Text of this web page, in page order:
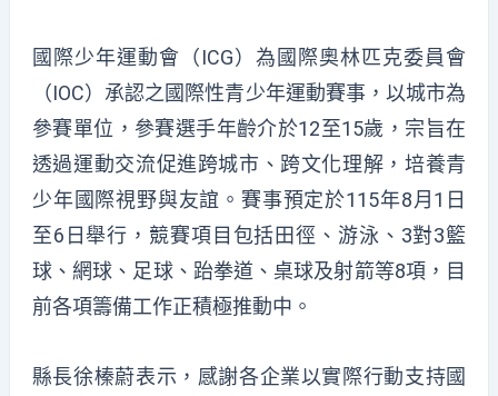
國際少年運動會（ICG）為國際奧林匹克委員會
（IOC）承認之國際性青少年運動賽事，以城市為
參賽單位，參賽選手年齡介於12至15歲，宗旨在
透過運動交流促進跨城市、跨文化理解，培養青
少年國際視野與友誼。賽事預定於115年8月1日
至6日舉行，競賽項目包括田徑、游泳、3對3籃
球、網球、足球、跆拳道、桌球及射箭等8項，目
前各項籌備工作正積極推動中。
縣長徐榛蔚表示，感謝各企業以實際行動支持國